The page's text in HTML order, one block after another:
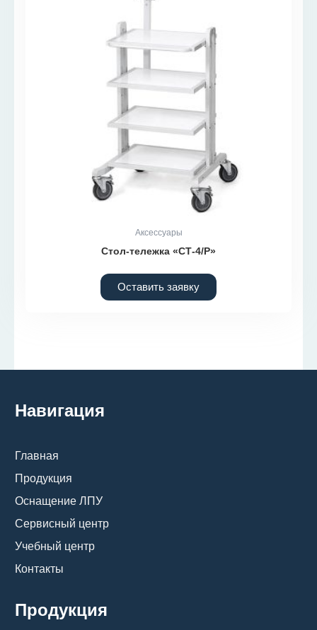
Аксессуары
Стол-тележка «СТ-4/Р»
Оставить заявку
Навигация
Главная
Продукция
Оснащение ЛПУ
Сервисный центр
Учебный центр
Контакты
Продукция